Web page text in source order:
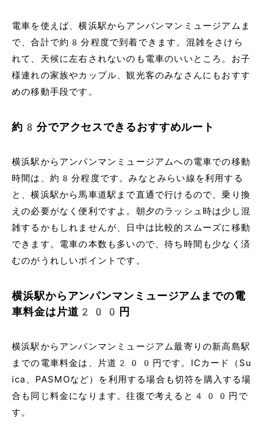
電車を使えば、横浜駅からアンパンマンミュージアムま
で、合計で約8分程度で到着できます。混雑をさけら
れて、天候に左右されないのも電車のいいところ。お子
様連れの家族やカップル、観光客のみなさんにもおすす
めの移動手段です。
約8分でアクセスできるおすすめルート
横浜駅からアンパンマンミュージアムへの電車での移動
時間は、約8分程度です。みなとみらい線を利用する
と、横浜駅から馬車道駅まで直通で行けるので、乗り換
えの必要がなく便利ですよ。朝夕のラッシュ時は少し混
雑するかもしれませんが、日中は比較的スムーズに移動
できます。電車の本数も多いので、待ち時間も少なく済
むのがうれしいポイントです。
横浜駅からアンパンマンミュージアムまでの電
車料金は片道200円
横浜駅からアンパンマンミュージアム最寄りの新高島駅
までの電車料金は、片道200円です。ICカード（Su
ica、PASMOなど）を利用する場合も切符を購入する場
合も同じ料金になります。往復で考えると400円で
す。